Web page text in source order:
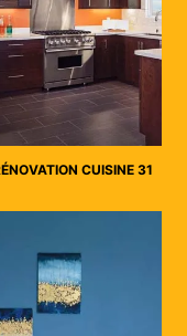
CUISINE 31